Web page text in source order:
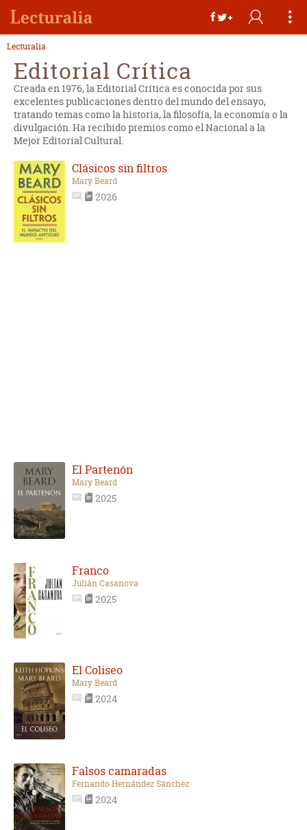
Lecturalia
Editorial Crítica
Creada en 1976, la Editorial Crítica es conocida por sus
excelentes publicaciones dentro del mundo del ensayo,
tratando temas como la historia, la filosofía, la economía o la
divulgación. Ha recibido premios como el Nacional a la
Mejor Editorial Cultural.
Clásicos sin filtros
Mary Beard
2026
El Partenón
Mary Beard
2025
Franco
Julián Casanova
2025
El Coliseo
Mary Beard
2024
Falsos camaradas
Fernando Hernández Sánchez
2024